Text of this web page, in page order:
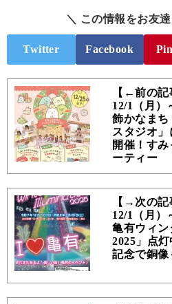
＼ この情報をお友
Twitter Facebook
【←前の記
12/1（月）
飾かなまち
スタジオ
開催！す
ーティー
【→次の記
12/1（月）
亀有ウィン
2025」点
記念で銅像